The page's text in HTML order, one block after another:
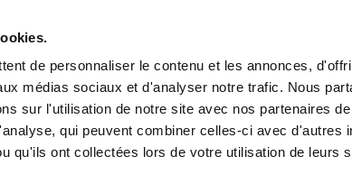
de personnaliser le contenu et les annonces,
médias sociaux et d'analyser notre trafic. Nous
sur l'utilisation de notre site avec nos partenaires
qui peuvent combiner celles-ci avec d'autres
qu'ils ont collectées lors de votre utilisation de leurs
PUBLIER UN LIVRE LIBRAIRIE
spiritualité / Exode ou Renouveau
IMPRIMÉS À LA DEMANDE - DÉLAI